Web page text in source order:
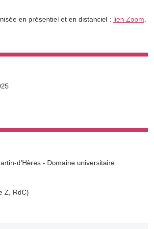
en présentiel et en distanciel : lien Zoom.
d'Hères - Domaine universitaire
Z, RdC)